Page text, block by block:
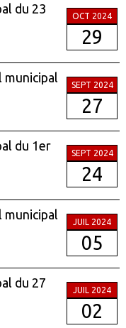
du 23
OCT 2024
29
municipal
SEPT 2024
27
du 1er
SEPT 2024
24
municipal
JUIL 2024
05
du 27
JUIL 2024
02